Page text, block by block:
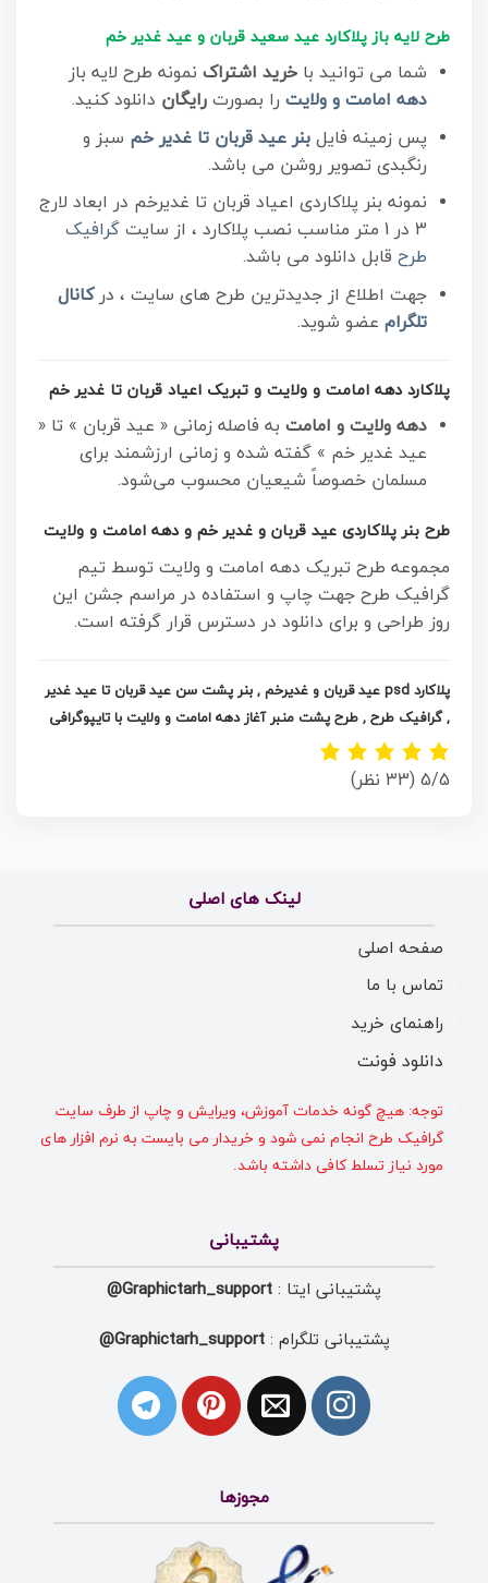
طرح لایه باز پلاکارد عید سعید قربان و عید غدیر خم
شما می توانید با خرید اشتراکنمونه طرح لایه باز
دهه امامت و ولایترا بصورت رایگان دانلود کنید.
پس زمینه فایل بنر عید قربان تا غدیر خم سبز و
رنگبدی تصویر روشن می باشد.
نمونه بنر پلاکاردی اعیاد قربان تا غدیرخم در ابعاد لارج
3 در 1 متر مناسب نصب پلاکارد ، از سایت
گرافیک
طرحقابل دانلود می باشد.
جهت اطلاع از جدیدترین طرح های سایت ، درکانال
تلگرامعضو شوید.
پلاکارد دهه امامت و ولایت و تبریک اعیاد قربان تا غدیر خم
دهه ولایت و امامتبه فاصله زمانی « عید قربان » تا «
عید غدیر خم » گفته شده و زمانی ارزشمند برای
مسلمان خصوصاً شیعیان محسوب می‌شود.
طرح بنر پلاکاردی عید قربان و غدیر خم و دهه امامت و ولایت
مجموعه طرح تبریک دهه امامت و ولایت توسط تیم
گرافیک طرح جهت چاپ و استفاده در مراسم جشن این
روز طراحی و برای دانلود در دسترس قرار گرفته است.
پلاکارد psd عید قربان و غدیرخم , بنر پشت سن عید قربان تا عید غدیر
, گرافیک طرح , طرح پشت منبر آغاز دهه امامت و ولایت با تایپوگرافی
5/5 (33 نظر)
لینک های اصلی
صفحه اصلی
تماس با ما
راهنمای خرید
دانلود فونت
توجه: هیچ گونه خدمات آموزش، ویرایش و چاپ از طرف سایت
گرافیک طرح انجام نمی شود و خریدار می بایست به نرم افزار های
مورد نیاز تسلط کافی داشته باشد.
پشتیبانی
پشتیبانی ایتا : Graphictarh_support@
پشتیبانی تلگرام :Graphictarh_support@
مجوزها